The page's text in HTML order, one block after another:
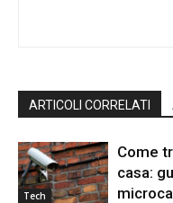
ARTICOLI CORRELATI
Tech
Come
casa: